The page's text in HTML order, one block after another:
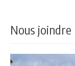
Nous joindre